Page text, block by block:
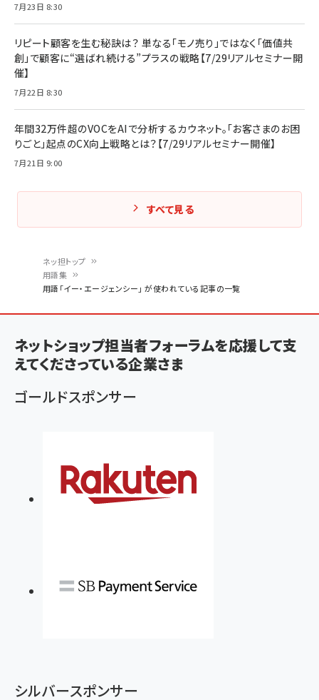
ン
く
ず
ネッ担トップ
用語集
用語「イー・エージェンシー」 が使われている記事の一覧
7月23日 8:30
リピート顧客を生む秘訣は？ 単なる「モノ売り」ではなく「価値共
創」で顧客に“選ばれ続ける”プラスの戦略【7/29リアルセミナー開
催】
7月22日 8:30
年間32万件超のVOCをAIで分析するカウネット。「お客さまのお困
りごと」起点のCX向上戦略とは？【7/29リアルセミナー開催】
7月21日 9:00
すべて見る
ネットショップ担当者フォーラムを応援して支
えてくださっている企業さま
ゴールドスポンサー
シルバースポンサー